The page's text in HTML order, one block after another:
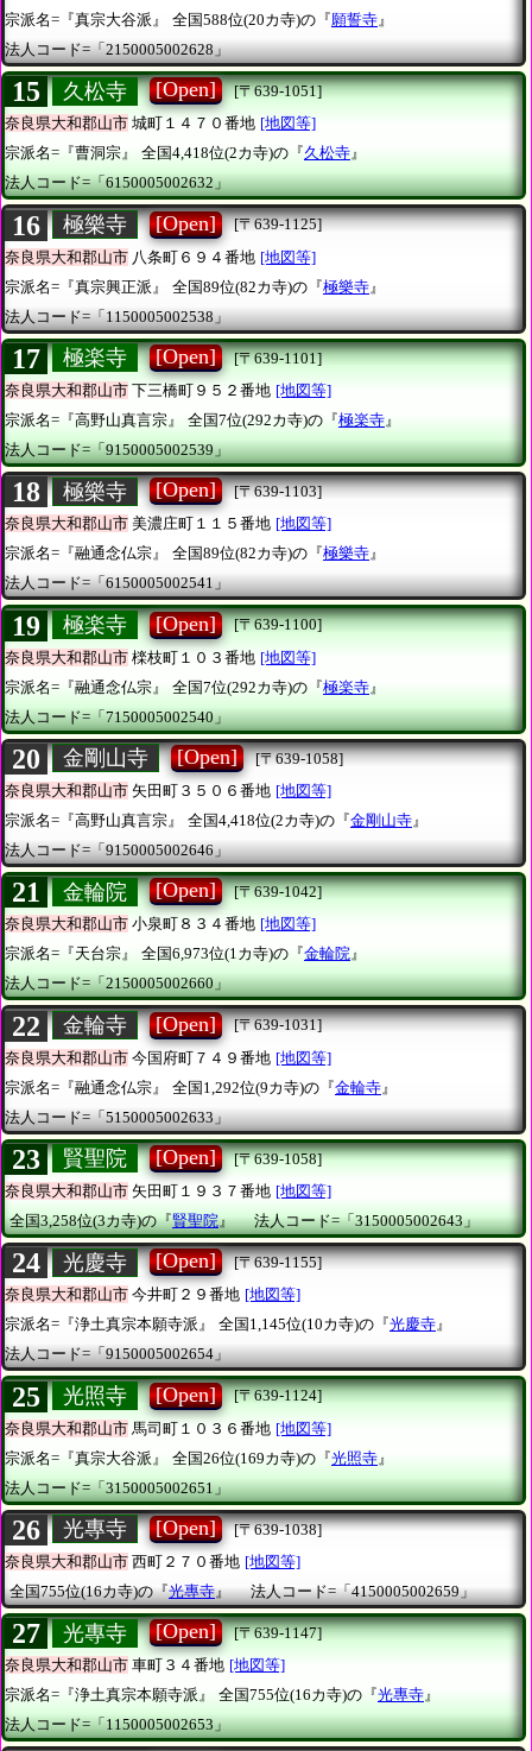
宗派名=『真宗大谷派』
全国588位(20カ寺)の『 願誓寺 』
法人コード=「2150005002628」
15 久松寺 [Open]
[〒639-1051]
奈良県大和郡山市 城町１４７０番地 [地図等]
宗派名=『曹洞宗』
全国4,418位(2カ寺)の『久松寺』
法人コード=「6150005002632」
16 極樂寺 [Open]
[〒639-1125]
奈良県大和郡山市 八条町６９４番地 [地図等]
宗派名=『真宗興正派』
全国89位(82カ寺)の『極樂寺 』
法人コード=「1150005002538」
17 極楽寺 [Open]
[〒639-1101]
奈良県大和郡山市 下三橋町９５２番地 [地図等]
宗派名=『高野山真言宗』
全国7位(292カ寺)の『極楽寺 』
法人コード=「9150005002539」
18 極樂寺 [Open]
[〒639-1103]
奈良県大和郡山市 美濃庄町１１５番地 [地図等]
宗派名=『融通念仏宗』
全国89位(82カ寺)の『極樂寺』
法人コード=「6150005002541」
19 極楽寺 [Open]
[〒639-1100]
奈良県大和郡山市 檪枝町１０３番地 [地図等]
宗派名=『融通念仏宗』
全国7位(292カ寺)の『極楽寺 』
法人コード=「7150005002540」
20 金剛山寺 [Open]
[〒639-1058]
奈良県大和郡山市 矢田町３５０６番地 [地図等]
宗派名=『高野山真言宗』
全国4,418位(2カ寺)の『金剛山寺 』
法人コード=「9150005002646」
21 金輪院 [Open]
[〒639-1042]
奈良県大和郡山市 小泉町８３４番地 [地図等]
宗派名=『天台宗』
全国6,973位(1カ寺)の『金輪院』
法人コード=「2150005002660」
22 金輪寺 [Open]
[〒639-1031]
奈良県大和郡山市 今国府町７４９番地 [地図等]
宗派名=『融通念仏宗』
全国1,292位(9カ寺)の『金輪寺 』
法人コード=「5150005002633」
23 賢聖院 [Open]
[〒639-1058]
奈良県大和郡山市 矢田町１９３７番地 [地図等]
全国3,258位(3カ寺)の『賢聖院』 法人コード=「3150005002643」
24 光慶寺 [Open]
[〒639-1155]
奈良県大和郡山市 今井町２９番地 [地図等]
宗派名=『浄土真宗本願寺派』
全国1,145位(10カ寺)の『光慶寺』
法人コード=「9150005002654」
25 光照寺 [Open]
[〒639-1124]
奈良県大和郡山市 馬司町１０３６番地 [地図等]
宗派名=『真宗大谷派』
全国26位(169カ寺)の『光照寺 』
法人コード=「3150005002651」
26 光專寺 [Open]
[〒639-1038]
奈良県大和郡山市 西町２７０番地 [地図等]
全国755位(16カ寺)の『光專寺』 法人コード=「4150005002659」
27 光專寺 [Open]
[〒639-1147]
奈良県大和郡山市 車町３４番地 [地図等]
宗派名=『浄土真宗本願寺派』
全国755位(16カ寺)の『光專寺』
法人コード=「1150005002653」